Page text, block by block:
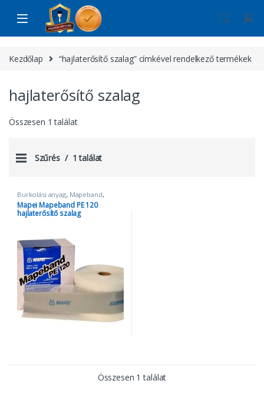
Skip to navigation
Skip to content
Kezdőlap “hajlaterősítő szalag” címkével rendelkező termékek
hajlaterősítő szalag
Összesen 1 találat
Szűrés 1 találat
Burkolási anyag, Mapeband,
Mapei
Mapei Mapeband PE 120
hajlaterősítő szalag
Összesen 1 találat